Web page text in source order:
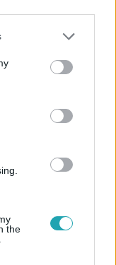
or more Google
You may click to
party tags to
in below Google
the
es autópályán